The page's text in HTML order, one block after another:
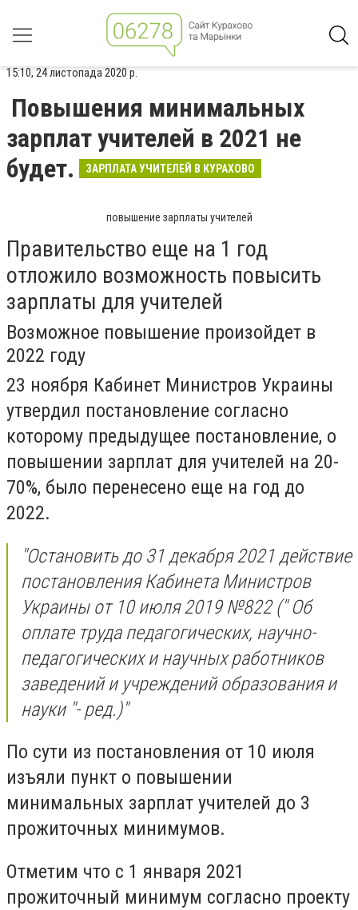
15:10, 24 листопада 2020 р.
Повышения минимальных
зарплат учителей в 2021 не
будет.
ЗАРПЛАТА УЧИТЕЛЕЙ В КУРАХОВО
повышение зарплаты учителей
Правительство еще на 1 год
отложило возможность повысить
зарплаты для учителей
Возможное повышение произойдет в
2022 году
23 ноября Кабинет Министров Украины
утвердил постановление согласно
которому предыдущее постановление, о
повышении зарплат для учителей на 20-
70%, было перенесено еще на год до
2022.
"Остановить до 31 декабря 2021 действие
постановления Кабинета Министров
Украины от 10 июля 2019 №822 (" Об
оплате труда педагогических, научно-
педагогических и научных работников
заведений и учреждений образования и
науки "- ред.)"
По сути из постановления от 10 июля
изъяли пункт о повышении
минимальных зарплат учителей до 3
прожиточных минимумов.
Отметим что с 1 января 2021
прожиточный минимум согласно проекту